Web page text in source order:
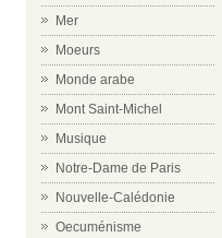
Mer
Moeurs
Monde arabe
Mont Saint-Michel
Musique
Notre-Dame de Paris
Nouvelle-Calédonie
Oecuménisme